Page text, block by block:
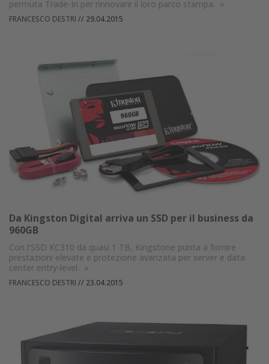
permuta Trade-In per rinnovare il loro parco stampa. »
FRANCESCO DESTRI // 29.04.2015
Da Kingston Digital arriva un SSD per il business da
960GB
Con l’SSD KC310 da quasi 1 TB, Kingstone punta a fornire
prestazioni elevate e protezione avanzata per server e data
center entry-level. »
FRANCESCO DESTRI // 23.04.2015